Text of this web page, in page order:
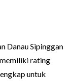
Danau Sipinggan
rating
untuk